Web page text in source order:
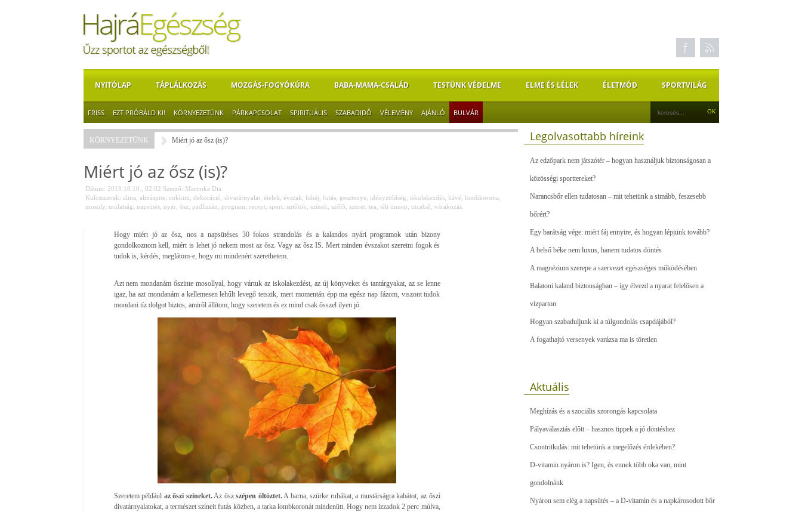
NYITÓLAP TÁPLÁLKOZÁS MOZGÁS-FOGYÓKÚRA BABA-MAMA-CSALÁD TESTÜNK VÉDELME ELME ÉS LÉLEK ÉLETMÓD SPORTVILÁG
FRISS EZT PRÓBÁLD KI! KÖRNYEZETÜNK PÁRKAPCSOLAT SPIRITUÁLIS SZABADIDŐ VÉLEMÉNY AJÁNLÓ BULVÁR
KÖRNYEZETÜNK Miért jó az ősz (is)?
Miért jó az ősz (is)?
Dátum: 2019.10.10., 02:02 Szerző: Martinka Dia
Kulcsszavak: alma almáspite, cukkini dekoráció divatárnyalat, ételek évszak fahéj futás, gesztenye, idényzöldség iskolakezdés, kávé, lombkorona
mosoly, mulatság napsütés, nyár, ősz padlizsán program recept, sport, sütőtök színek szőlő szüret, tea téli ünnep utcabál várakozás.
Hogy miért jó az ősz, nos a napsütéses 30 fokos strandolás és a kalandos nyári programok után bizony
gondolkoznom kell, miért is lehet jó nekem most az ősz. Vagy az ősz IS. Mert minden évszakot szeretni fogok és
tudok is, kérdés, meglátom-e, hogy mi mindenért szerethetem.
Azt nem mondanám őszinte mosollyal, hogy vártuk az iskolakezdést, az új könyveket és tantárgyakat, az se lenne
igaz, ha azt mondanám a kellemesen lehűlt levegő tetszik, mert momentán épp ma egész nap fázom, viszont tudok
mondani tíz dolgot biztos, amiről állítom, hogy szeretem és ez mind csak ősszel ilyen jó.
Szeretem például az őszi színeket.Az őszszépen öltöztet.A barna, szürke ruhákat, a mustárságra kabátot, az őszi
divatárnyalatokat, a természet színeit futás közben, a tarka lombkoronát mindenütt. Hogy nem izzadok 2 perc múlva,
Legolvasottabb híreink
Az edzőpark nem játszótér – hogyan használjuk biztonságosan a
közösségi sporttereket?
Narancsbőr ellen tudatosan – mit tehetünk a simább, feszesebb
bőrért?
Egy barátság vége: miért fáj ennyire, és hogyan lépjünk tovább?
A belső béke nem luxus, hanem tudatos döntés
A magnézium szerepe a szervezet egészséges működésében
Balatoni kaland biztonságban – így élvezd a nyarat felelősen a
vízparton
Hogyan szabaduljunk ki a túlgondolás csapdájából?
A fogathajtó versenyek varázsa ma is töretlen
Aktuális
Meghízás és a szociális szorongás kapcsolata
Pályaválasztás előtt – hasznos tippek a jó döntéshez
Csontritkulás: mit tehetünk a megelőzés érdekében?
D-vitamin nyáron is? Igen, és ennek több oka van, mint
gondolnánk
Nyáron sem elég a napsütés – a D-vitamin és a napkárosodott bőr